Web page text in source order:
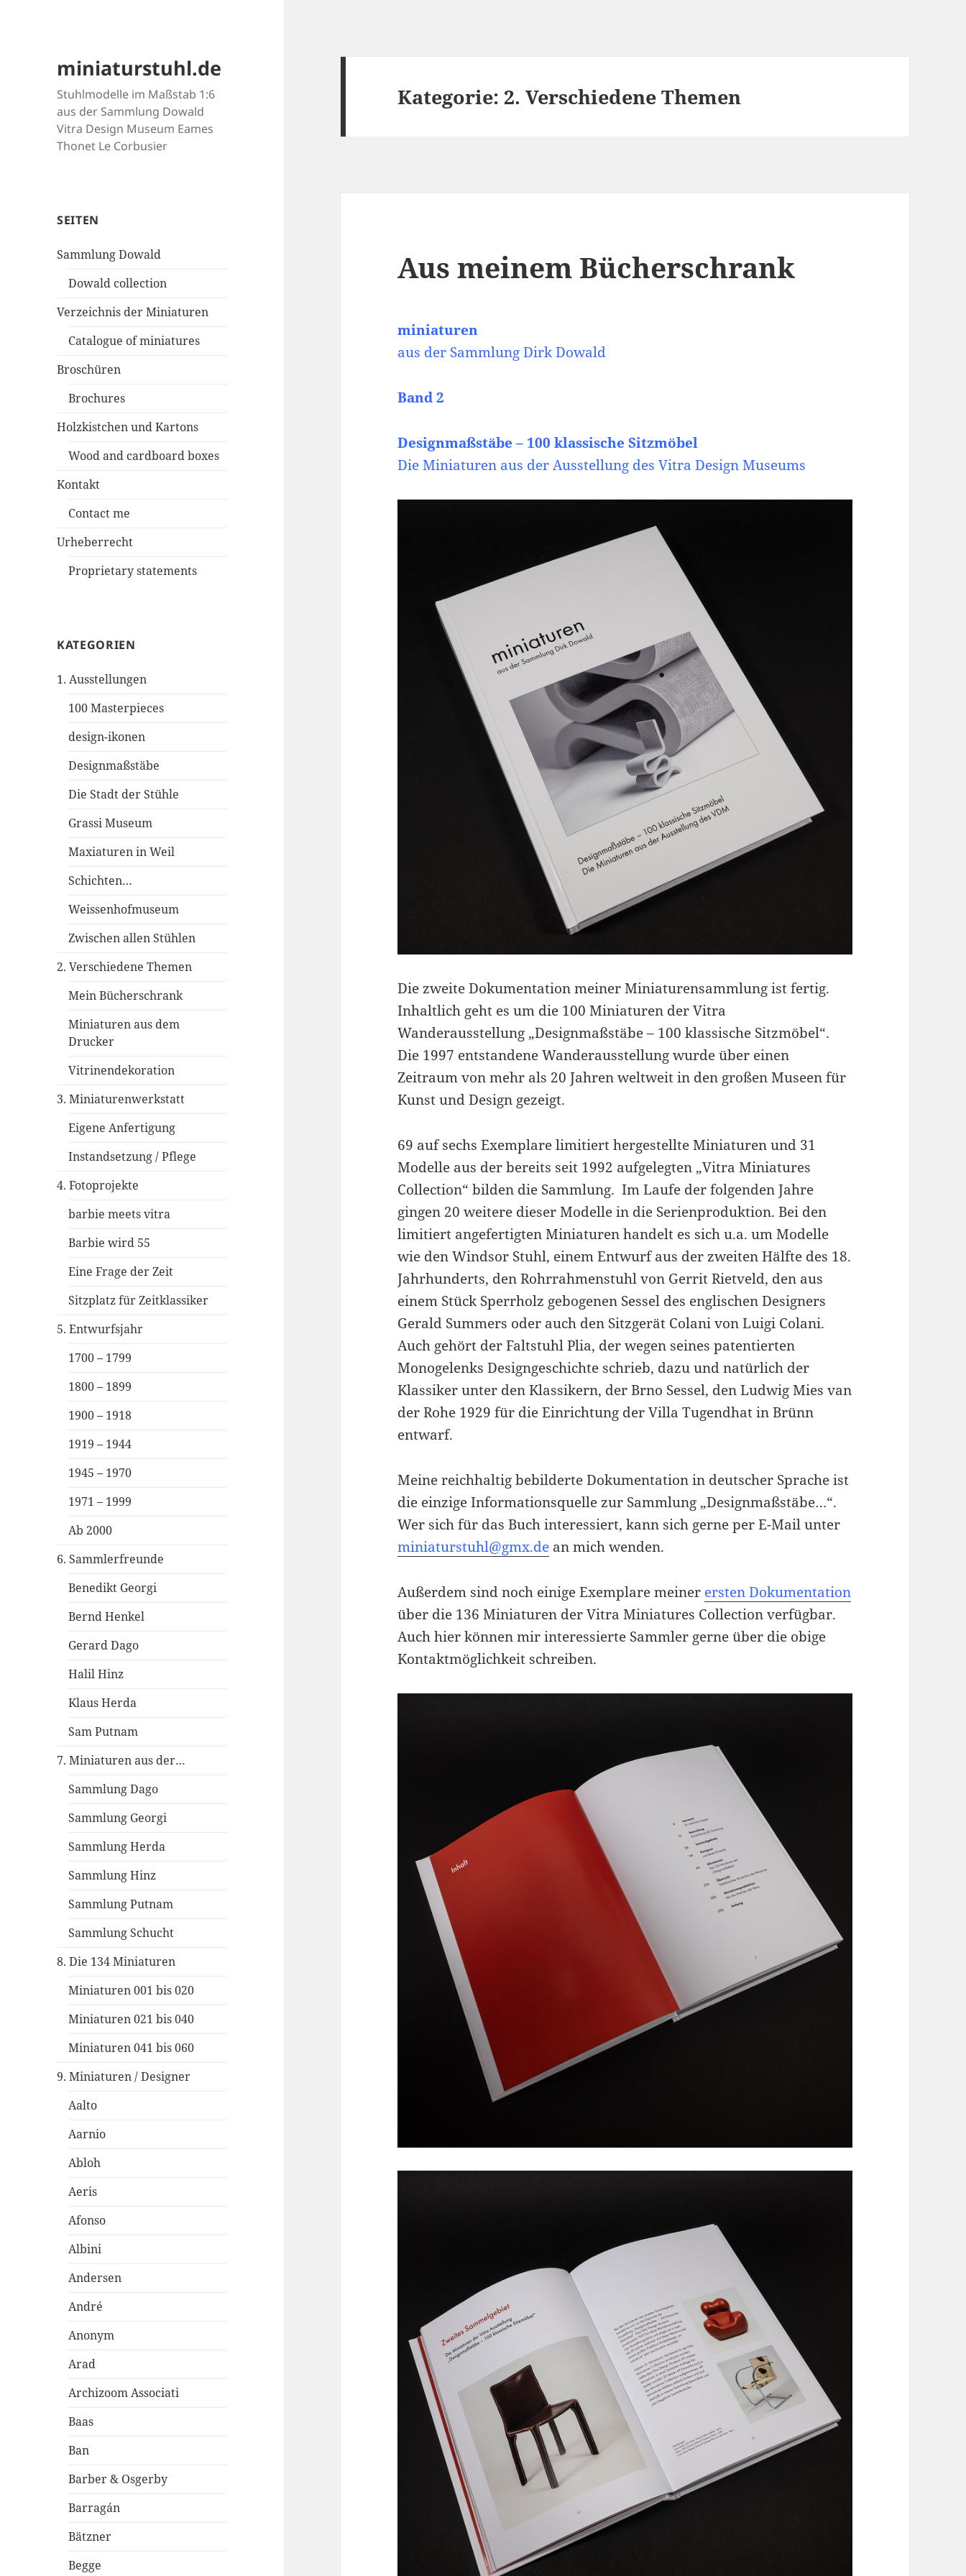
miniaturstuhl.de
Stuhlmodelle im Maßstab 1:6
aus der Sammlung Dowald
Vitra Design Museum Eames
Thonet Le Corbusier
SEITEN
Sammlung Dowald
Dowald collection
Verzeichnis der Miniaturen
Catalogue of miniatures
Broschüren
Brochures
Holzkistchen und Kartons
Wood and cardboard boxes
Kontakt
Contact me
Urheberrecht
Proprietary statements
KATEGORIEN
1. Ausstellungen
100 Masterpieces
design-ikonen
Designmaßstäbe
Die Stadt der Stühle
Grassi Museum
Maxiaturen in Weil
Schichten…
Weissenhofmuseum
Zwischen allen Stühlen
2. Verschiedene Themen
Mein Bücherschrank
Miniaturen aus dem
Drucker
Vitrinendekoration
3. Miniaturenwerkstatt
Eigene Anfertigung
Instandsetzung / Pflege
4. Fotoprojekte
barbie meets vitra
Barbie wird 55
Eine Frage der Zeit
Sitzplatz für Zeitklassiker
5. Entwurfsjahr
1700 – 1799
1800 – 1899
1900 – 1918
1919 – 1944
1945 – 1970
1971 – 1999
Ab 2000
6. Sammlerfreunde
Benedikt Georgi
Bernd Henkel
Gerard Dago
Halil Hinz
Klaus Herda
Sam Putnam
7. Miniaturen aus der…
Sammlung Dago
Sammlung Georgi
Sammlung Herda
Sammlung Hinz
Sammlung Putnam
Sammlung Schucht
8. Die 134 Miniaturen
Miniaturen 001 bis 020
Miniaturen 021 bis 040
Miniaturen 041 bis 060
9. Miniaturen / Designer
Aalto
Aarnio
Abloh
Aeris
Afonso
Albini
Andersen
André
Anonym
Arad
Archizoom Associati
Baas
Ban
Barber & Osgerby
Barragán
Bätzner
Begge
Kategorie: 2. Verschiedene Themen
Aus meinem Bücherschrank
miniaturen
aus der Sammlung Dirk Dowald
Band 2
Designmaßstäbe – 100 klassische Sitzmöbel
Die Miniaturen aus der Ausstellung des Vitra DesignMuseums
Die zweite Dokumentation meiner Miniaturensammlung ist fertig.
Inhaltlich geht es um die 100 Miniaturen der Vitra
Wanderausstellung „Designmaßstäbe – 100 klassische Sitzmöbel“.
Die 1997 entstandene Wanderausstellung wurde über einen
Zeitraum von mehr als 20 Jahren weltweit in den großen Museen für
Kunst und Design gezeigt.
69 auf sechs Exemplare limitiert hergestellte Miniaturen und 31
Modelle aus der bereits seit 1992 aufgelegten „Vitra Miniatures
Collection“ bilden die Sammlung. Im Laufe der folgenden Jahre
gingen 20 weitere dieser Modelle in die Serienproduktion. Bei den
limitiert angefertigten Miniaturen handelt es sich u.a. um Modelle
wie den Windsor Stuhl, einem Entwurf aus der zweiten Hälfte des 18.
Jahrhunderts, den Rohrrahmenstuhl von Gerrit Rietveld, den aus
einem Stück Sperrholz gebogenen Sessel des englischen Designers
Gerald Summers oder auch den Sitzgerät Colani von Luigi Colani.
Auch gehört der Faltstuhl Plia, der wegen seines patentierten
Monogelenks Designgeschichte schrieb, dazu und natürlich der
Klassiker unter den Klassikern, der Brno Sessel, den Ludwig Mies van
der Rohe 1929 für die Einrichtung der Villa Tugendhat in Brünn
entwarf.
Meine reichhaltig bebilderte Dokumentation in deutscher Sprache ist
die einzige Informationsquelle zur Sammlung „Designmaßstäbe…“.
Wer sich für das Buch interessiert, kann sich gerne per E-Mail unter
miniaturstuhl@gmx.de an mich wenden.
Außerdem sind noch einige Exemplare meiner ersten Dokumentation
über die 136 Miniaturen der Vitra Miniatures Collection verfügbar.
Auch hier können mir interessierte Sammler gerne über die obige
Kontaktmöglichkeit schreiben.